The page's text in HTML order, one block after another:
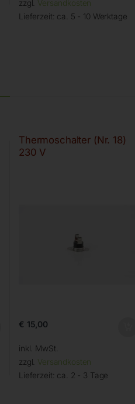
zzgl. Versandkosten
Lieferzeit: ca. 5 - 10 Werktage
Thermoschalter (Nr. 18)
230 V
€ 15,00
inkl. MwSt.
zzgl. Versandkosten
Lieferzeit: ca. 2 - 3 Tage